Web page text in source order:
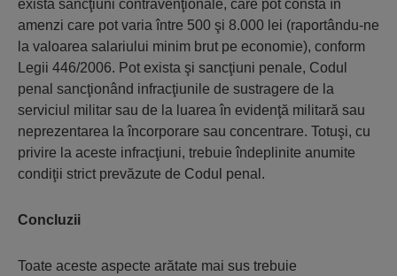
există sancţiuni contravenţionale, care pot consta în
amenzi care pot varia între 500 şi 8.000 lei (raportându-ne
la valoarea salariului minim brut pe economie), conform
Legii 446/2006. Pot exista şi sancţiuni penale, Codul
penal sancţionând infracţiunile de sustragere de la
serviciul militar sau de la luarea în evidenţă militară sau
neprezentarea la încorporare sau concentrare. Totuşi, cu
privire la aceste infracţiuni, trebuie îndeplinite anumite
condiţii strict prevăzute de Codul penal.
Concluzii
Toate aceste aspecte arătate mai sus trebuie